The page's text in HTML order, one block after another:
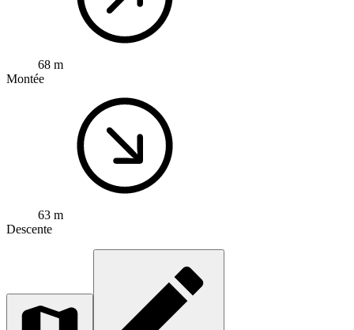
68 m
Montée
63 m
Descente